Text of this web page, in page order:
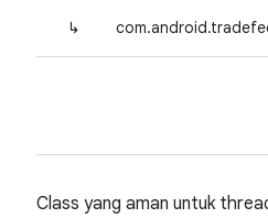
↳
Class yang aman untuk